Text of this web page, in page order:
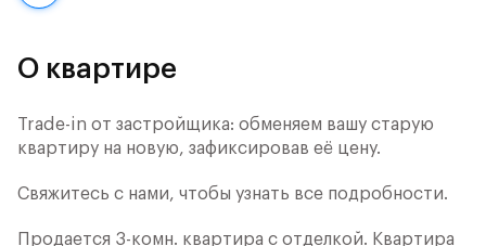
О квартире
Trade-in от застройщика: обменяем вашу старую
квартиру на новую, зафиксировав её цену.
Свяжитесь с нами, чтобы узнать все подробности.
Продается 3-комн. квартира с отделкой. Квартира